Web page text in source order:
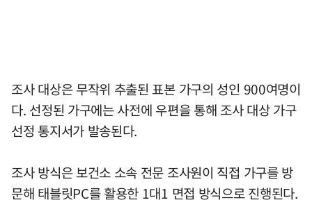
조사 대상은 무작위 추출된 표본 가구의 성인 900여명이
다. 선정된 가구에는 사전에 우편을 통해 조사 대상 가구
선정 통지서가 발송된다.
조사 방식은 보건소 소속 전문 조사원이 직접 가구를 방
문해 태블릿PC를 활용한 1대1 면접 방식으로 진행된다.